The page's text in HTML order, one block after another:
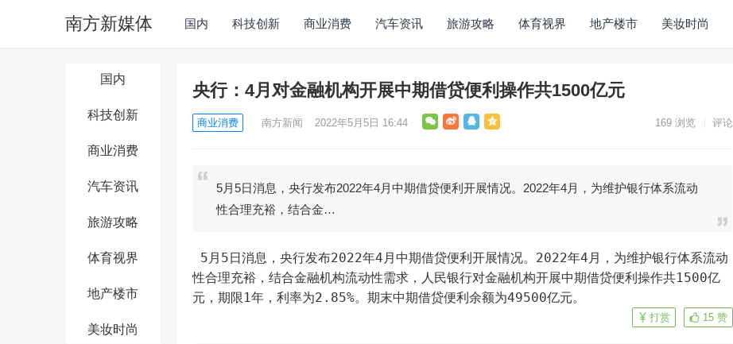
南方新媒体 国内 科技创新 商业消费 汽车资讯 旅游攻略 体育视界 地产楼市 美妆时尚
国内
科技创新
商业消费
汽车资讯
旅游攻略
体育视界
地产楼市
美妆时尚
央行：4月对金融机构开展中期借贷便利操作共1500亿元
商业消费 南方新闻 2022年5月5日 16:44 169 浏览 评论
5月5日消息，央行发布2022年4月中期借贷便利开展情况。2022年4月，为维护银行体系流动
性合理充裕，结合金…
性合理充裕，结合金融机构流动性需求，人民银行对金融机构开展中期借贷便利操作共1500亿
元，期限1年，利率为2.85%。期末中期借贷便利余额为49500亿元。
15 赞
打赏